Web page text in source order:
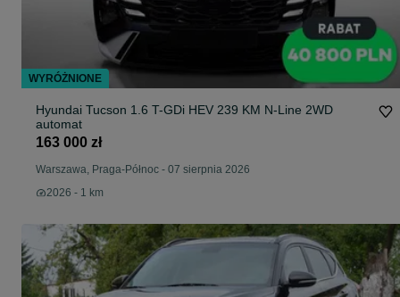
Hyundai Tucson 1.6 T-GDi HEV 239 KM N-Line 2WD
automat
163 000 zł
Warszawa, Praga-Północ - 07 sierpnia 2026
2026 - 1 km
WYRÓŻNIONE